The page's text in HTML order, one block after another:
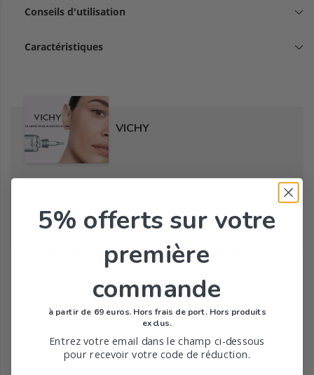
Conseils d'utilisation
Caractéristiques
VICHY
Tous les produits de la marque
Toute la gamme de Capital Soleil de VICHY
5% offerts sur votre
première
commande
à partir de 69 euros. Hors frais de port. Hors produits
exclus.
Entrez votre email dans le champ ci-dessous
pour recevoir votre code de réduction.